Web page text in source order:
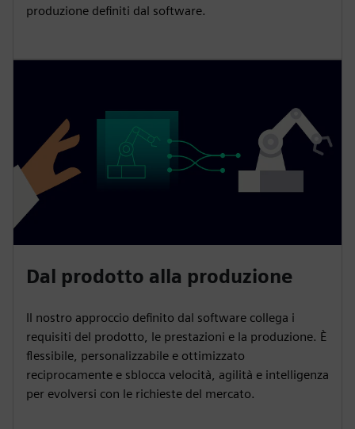
produzione definiti dal software.
Dal prodotto alla produzione
Il nostro approccio definito dal software collega i
requisiti del prodotto, le prestazioni e la produzione. È
flessibile, personalizzabile e ottimizzato
reciprocamente e sblocca velocità, agilità e intelligenza
per evolversi con le richieste del mercato.